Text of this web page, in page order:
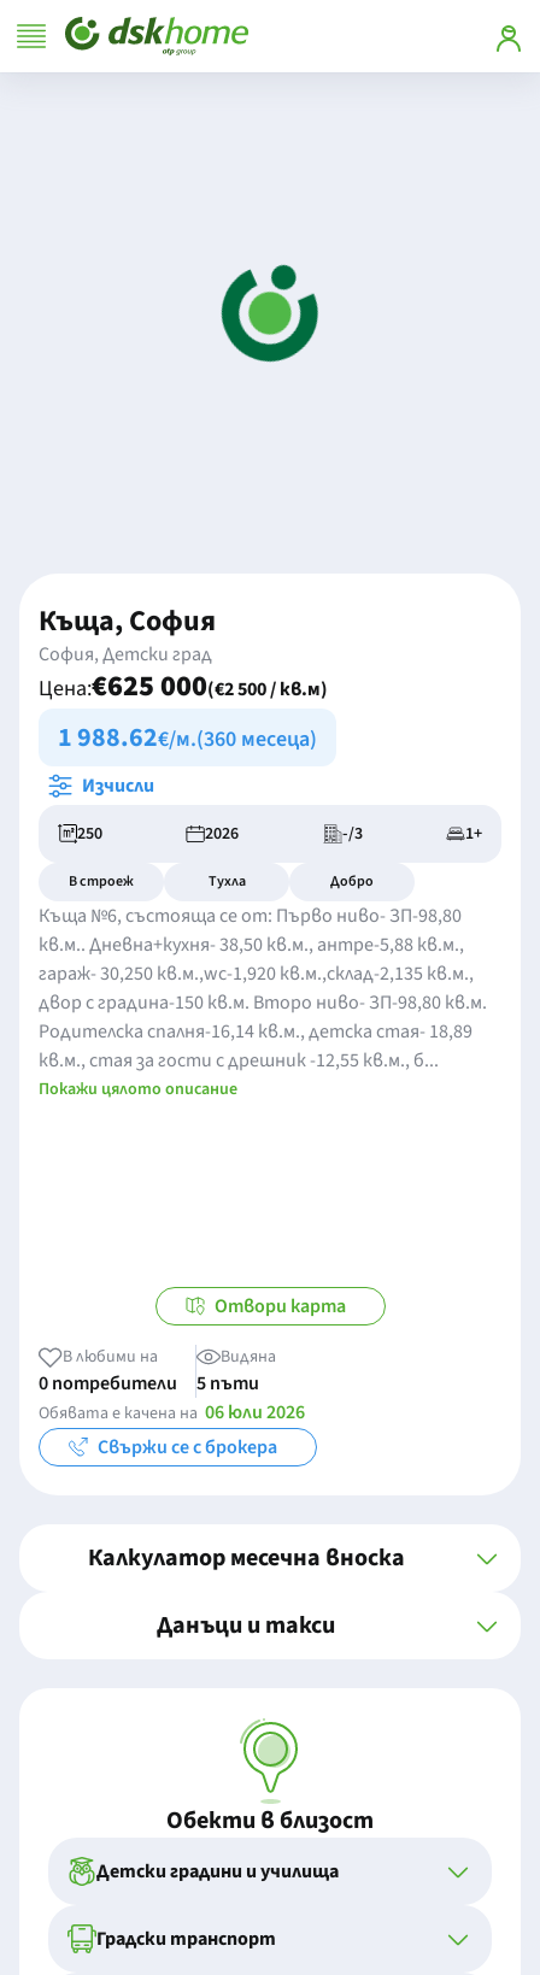
Къща, София
София, Детски град
Цена:€625 000(€2 500 / кв.м)
1 988.62€/м.(360 месеца)
Изчисли
250 2026 -/3 1+
В строеж Тухла Добро
Къща №6, състояща се от: Първо ниво- ЗП-98,80
кв.м.. Дневна+кухня- 38,50 кв.м., антре-5,88 кв.м.,
гараж- 30,250 кв.м.,wc-1,920 кв.м.,склад-2,135 кв.м.,
двор с градина-150 кв.м. Второ ниво- ЗП-98,80 кв.м.
Родителска спалня-16,14 кв.м., детска стая- 18,89
кв.м., стая за гости с дрешник -12,55 кв.м., б...
Покажи цялото описание
Отвори карта
В любими на
0 потребители
Видяна
5 пъти
Обявата е качена на 06 юли 2026
Свържи се с брокера
Калкулатор месечна вноска
Данъци и такси
Обекти в близост
Детски градини и училища
Градски транспорт